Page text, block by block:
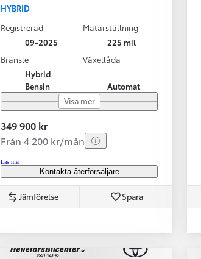
HYBRID
Registrerad
09-2025
Mätarställning
225 mil
Bränsle
Hybrid
Bensin
Växellåda
Automat
Visa mer
349 900 kr
Från 4 200 kr/mån
Läs mer
Kontakta återförsäljare
Jämförelse Spara